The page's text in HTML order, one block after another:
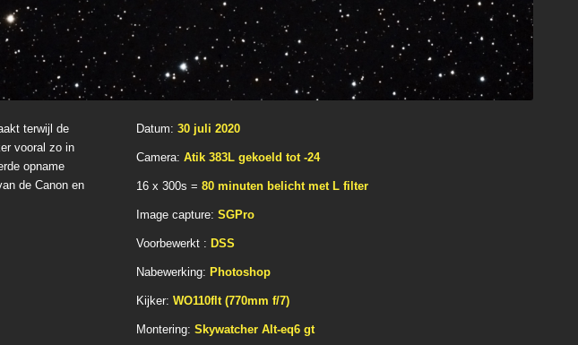
terwijl de
vooral zo in
opname
de Canon en
Datum: 30 juli 2020
Camera: Atik 383L gekoeld tot -24
16 x 300s = 80 minuten belicht met L filter
Image capture: SGPro
Voorbewerkt : DSS
Nabewerking: Photoshop
Kijker: WO110flt (770mm f/7)
Montering: Skywatcher Alt-eq6 gt